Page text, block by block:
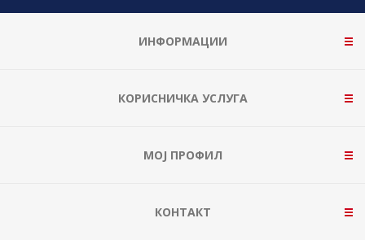
ИНФОРМАЦИИ
КОРИСНИЧКА УСЛУГА
МОЈ ПРОФИЛ
КОНТАКТ